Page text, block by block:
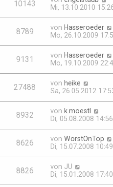
10143
Mi, 13.10.2010
8789 von Hasseroeder
Mo, 26.10.2009
9131 von Hasseroeder
Mo, 19.10.2009
27488 von heike
Sa, 26.05.2012
8932 von k.moestl
Di, 05.08.2008 14:56
8626 von WorstOnTop
Di, 15.07.2008 10:49
8826 von JU
Di, 15.01.2008 17:40